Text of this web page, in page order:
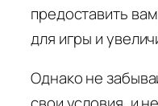
предоставить
для игры и
Однако не